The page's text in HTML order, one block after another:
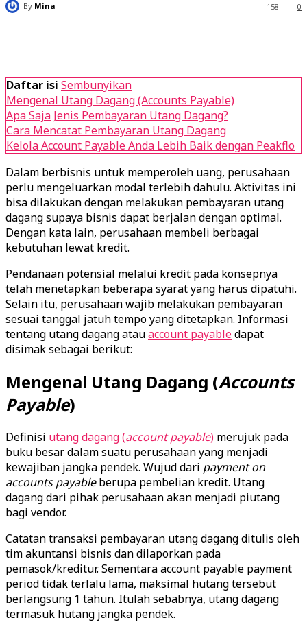
By Mina 0
158
Daftar isi Sembunyikan
Mengenal Utang Dagang (Accounts Payable)
Apa Saja Jenis Pembayaran Utang Dagang?
Cara Mencatat Pembayaran Utang Dagang
Kelola Account Payable Anda Lebih Baik dengan Peakflo
Dalam berbisnis untuk memperoleh uang, perusahaan
perlu mengeluarkan modal terlebih dahulu. Aktivitas ini
bisa dilakukan dengan melakukan pembayaran utang
dagang supaya bisnis dapat berjalan dengan optimal.
Dengan kata lain, perusahaan membeli berbagai
kebutuhan lewat kredit.
Pendanaan potensial melalui kredit pada konsepnya
telah menetapkan beberapa syarat yang harus dipatuhi.
Selain itu, perusahaan wajib melakukan pembayaran
sesuai tanggal jatuh tempo yang ditetapkan. Informasi
tentang utang dagang atauaccount payabledapat
disimak sebagai berikut:
Mengenal Utang Dagang (Accounts
Payable)
Definisi utang dagang (account payable) merujuk pada
buku besar dalam suatu perusahaan yang menjadi
kewajiban jangka pendek. Wujud dari payment on
accounts payableberupa pembelian kredit. Utang
dagang dari pihak perusahaan akan menjadi piutang
bagi vendor.
Catatan transaksi pembayaran utang dagang ditulis oleh
tim akuntansi bisnis dan dilaporkan pada
pemasok/kreditur. Sementara account payable payment
period tidak terlalu lama, maksimal hutang tersebut
berlangsung 1 tahun. Itulah sebabnya, utang dagang
termasuk hutang jangka pendek.